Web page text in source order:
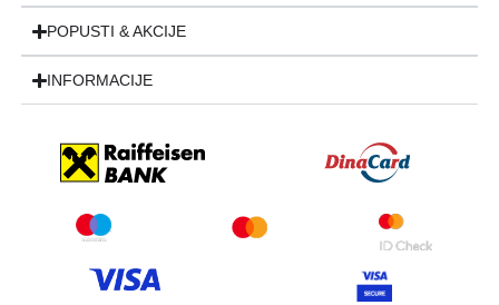
POPUSTI & AKCIJE
INFORMACIJE